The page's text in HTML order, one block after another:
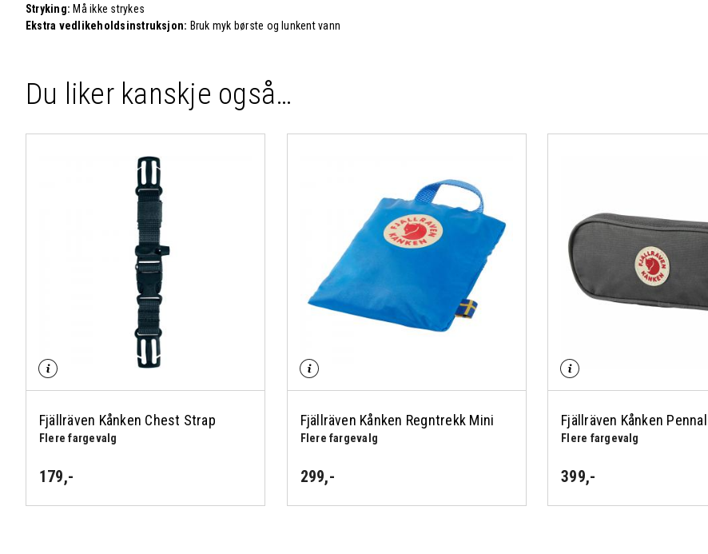
Stryking: Må ikke strykes
Ekstra vedlikeholdsinstruksjon: Bruk myk børste og lunkent vann
Du liker kanskje også…
Fjällräven Kånken Chest Strap
Flere fargevalg
179,-
Fjällräven Kånken Regntrekk Mini
Flere fargevalg
299,-
Fjällräven Kånken Pennal
Flere fargevalg
399,-